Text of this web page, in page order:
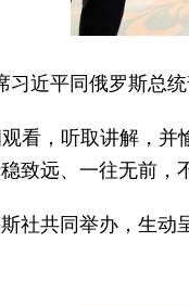
习近平同俄罗斯
看，听取讲解，
致远、一往无前，
社共同举办，生